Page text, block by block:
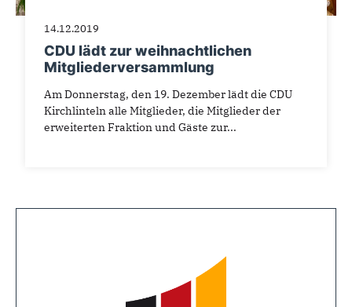
14.12.2019
CDU lädt zur weihnachtlichen
Mitgliederversammlung
Am Donnerstag, den 19. Dezember lädt die CDU
Kirchlinteln alle Mitglieder, die Mitglieder der
erweiterten Fraktion und Gäste zur...